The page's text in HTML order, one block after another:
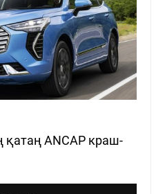
қатаң ANCAP краш-